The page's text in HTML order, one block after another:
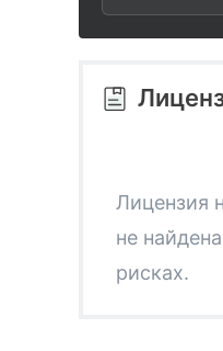
2
3
5
6
9
Лицензия
не
рисках.